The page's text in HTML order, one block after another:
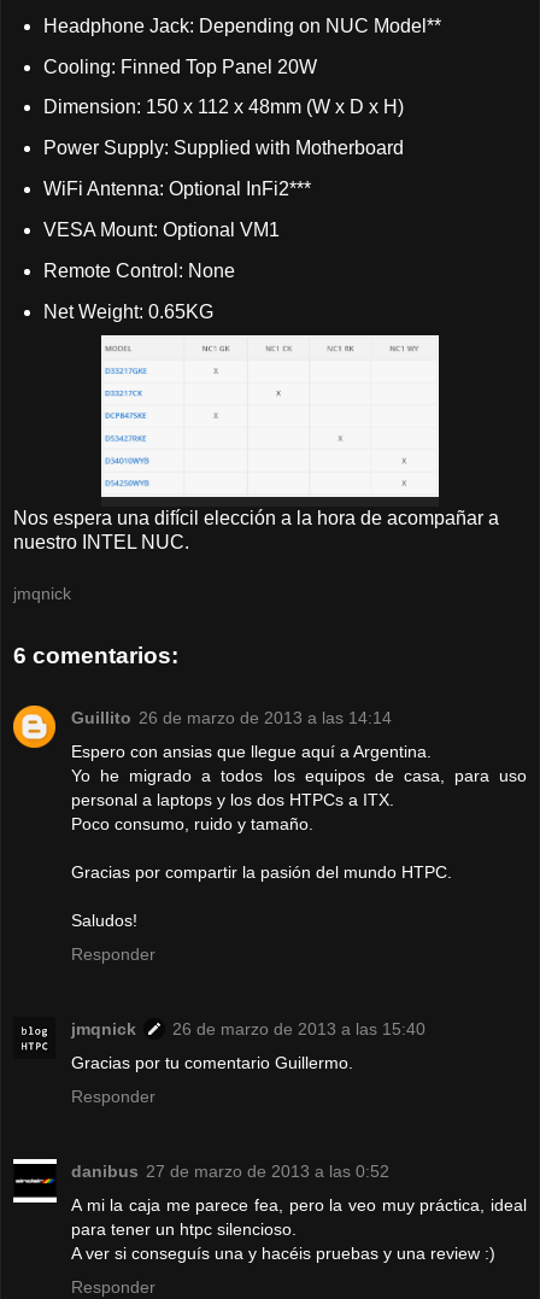
Headphone Jack: Depending on NUC Model**
Cooling: Finned Top Panel 20W
Dimension: 150 x 112 x 48mm (W x D x H)
Power Supply: Supplied with Motherboard
WiFi Antenna: Optional InFi2***
VESA Mount: Optional VM1
Remote Control: None
Net Weight: 0.65KG
Nos espera una difícil elección a la hora de acompañar a
nuestro INTEL NUC.
jmqnick
6 comentarios:
Guillito 26 de marzo de 2013 a las 14:14
Espero con ansias que llegue aquí a Argentina.
Yo he migrado a todos los equipos de casa, para uso
personal a laptops y los dos HTPCs a ITX.
Poco consumo, ruido y tamaño.
Gracias por compartir la pasión del mundo HTPC.
Saludos!
Responder
jmqnick
26 de marzo de 2013 a las 15:40
Gracias por tu comentario Guillermo.
Responder
danibus 27 de marzo de 2013 a las 0:52
A mi la caja me parece fea, pero la veo muy práctica, ideal
para tener un htpc silencioso.
A ver si conseguís una y hacéis pruebas y una review :)
Responder